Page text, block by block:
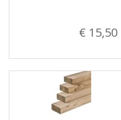
€ 15,50